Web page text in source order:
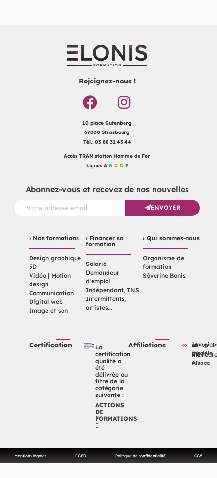
Rejoignez-nous !
10 place Gutenberg
67000 Strasbourg
Tél.: 03 88 32 43 44
Accès TRAM station Homme de Fer
Lignes A B C D F
Abonnez-vous et recevez de nos nouvelles
ENVOYER
› Nos formations
Design graphique
3D
Vidéo | Motion
design
Communication
Digital web
Image et son
› Financer sa
formation
Salarié
Demandeur
d'emploi
Indépendant, TNS
Intermittents,
artistes...
› Qui sommes-nous
Organisme de
formation
Séverine Bonis
Certification
La
certification
qualité a
été
délivrée au
titre de la
catégorie
suivante :
ACTIONS
DE
FORMATIONS
Affiliations
Imaginer et
un modèle de vie
en Alsace
Mentions légales RGPD Politique de confidentialité CGV